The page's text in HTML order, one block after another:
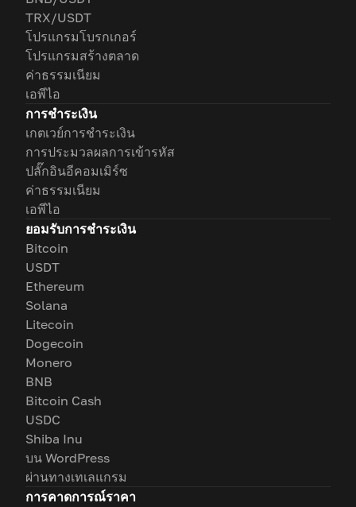
TRX/USDT
โปรแกรมโบรกเกอร์
โปรแกรมสร้างตลาด
ค่าธรรมเนียม
เอพีไอ
การชำระเงิน
เกตเวย์การชำระเงิน
การประมวลผลการเข้ารหัส
ปลั๊กอินอีคอมเมิร์ซ
ค่าธรรมเนียม
เอพีไอ
ยอมรับการชำระเงิน
Bitcoin
USDT
Ethereum
Solana
Litecoin
Dogecoin
Monero
BNB
Bitcoin Cash
USDC
Shiba Inu
บน WordPress
ผ่านทางเทเลแกรม
การคาดการณ์ราคา